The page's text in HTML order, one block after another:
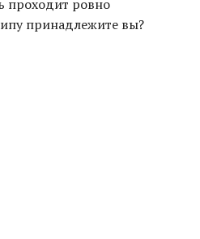
проходит ровно
принадлежите вы?